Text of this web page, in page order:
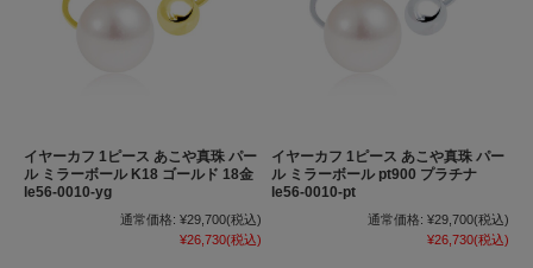
イヤーカフ 1ピース あこや真珠 パー
ル ミラーボール K18 ゴールド 18金
le56-0010-yg
通常価格: ¥29,700(税込)
¥26,730(税込)
イヤーカフ 1ピース あこや真珠 パー
ル ミラーボール pt900 プラチナ
le56-0010-pt
通常価格: ¥29,700(税込)
¥26,730(税込)